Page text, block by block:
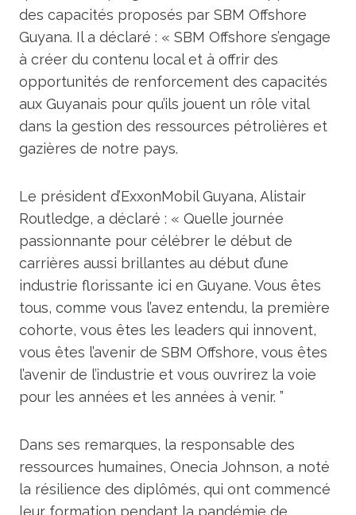
des capacités proposés par SBM Offshore
Guyana. Il a déclaré : « SBM Offshore s’engage
à créer du contenu local et à offrir des
opportunités de renforcement des capacités
aux Guyanais pour qu’ils jouent un rôle vital
dans la gestion des ressources pétrolières et
gazières de notre pays.
Le président d’ExxonMobil Guyana, Alistair
Routledge, a déclaré : « Quelle journée
passionnante pour célébrer le début de
carrières aussi brillantes au début d’une
industrie florissante ici en Guyane. Vous êtes
tous, comme vous l’avez entendu, la première
cohorte, vous êtes les leaders qui innovent,
vous êtes l’avenir de SBM Offshore, vous êtes
l’avenir de l’industrie et vous ouvrirez la voie
pour les années et les années à venir. ”
Dans ses remarques, la responsable des
ressources humaines, Onecia Johnson, a noté
la résilience des diplômés, qui ont commencé
leur formation pendant la pandémie de